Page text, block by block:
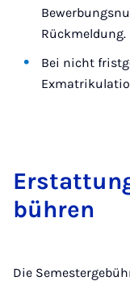
Rückmeldung.
Bei nicht
büh­ren
Die